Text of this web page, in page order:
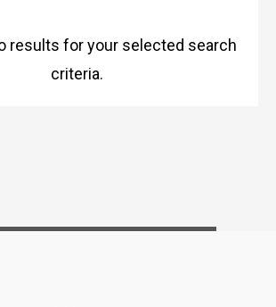
results for your selected search
criteria.